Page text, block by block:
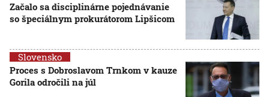
Začalo sa disciplinárne pojednávanie
so špeciálnym prokurátorom Lipšicom
Slovensko
Proces s Dobroslavom Trnkom v kauze
Gorila odročili na júl